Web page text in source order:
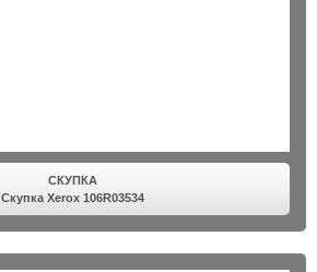
СКУПКА
Скупка Xerox 106R03534